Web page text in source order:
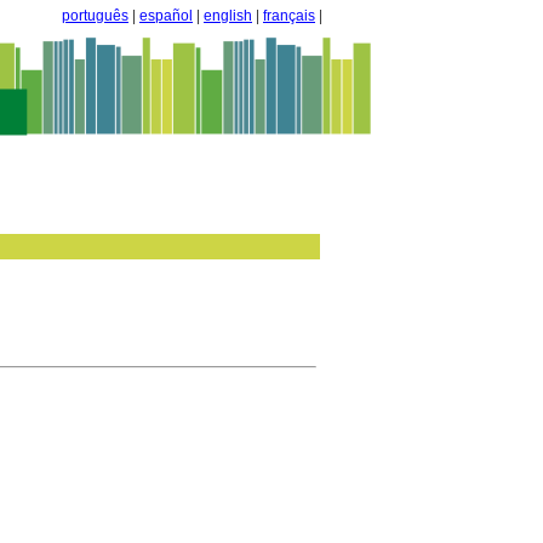
português español english français